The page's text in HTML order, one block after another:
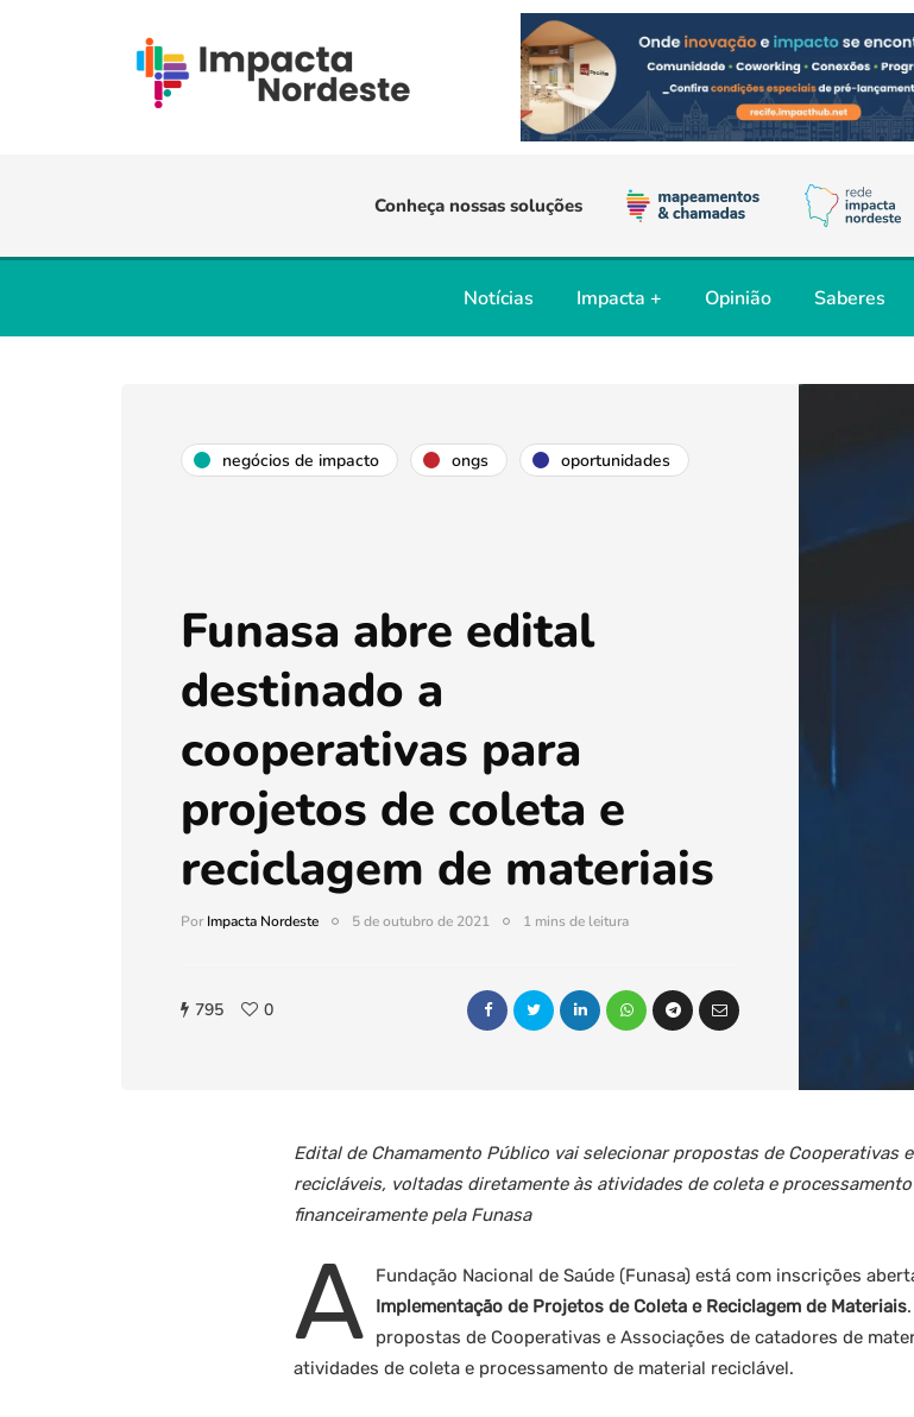
Conheça nossas soluções
Notícias Impacta + Opinião Saberes
negócios de impacto ongs oportunidades
Funasa abre edital
destinado a
cooperativas para
projetos de coleta e
reciclagem de materiais
PorImpacta Nordeste 5 de outubro de 2021 1 mins de leitura
795 0
Edital de Chamamento Público vai selecionar propostas de Cooperativas
recicláveis, voltadas diretamente às atividades de coleta e
financeiramente pela Funasa
A Fundação Nacional de Saúde (Funasa) está com inscrições
Implementação de Projetos de Coleta e Reciclagem de Materiais
propostas de Cooperativas e Associações de catadores de
atividades de coleta e processamento de material reciclável.